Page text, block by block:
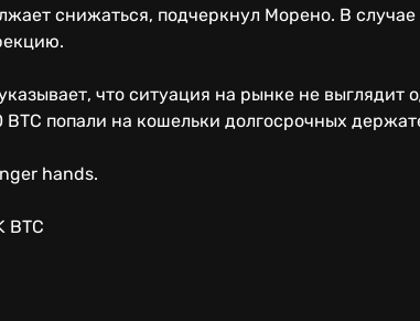
снижаться, подчеркнул Морено. В
что ситуация на рынке не выглядит
попали на кошельки долгосрочных
hands.
BTC